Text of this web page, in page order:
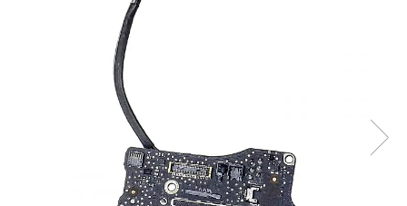
A2251 (Retina 13” 2020)
A2289 (Retina 13” 2020)
A2338 (M1/M2 13” 2020-2022)
A2442 (M1 14” 2021)
A2485 (M1 16” 2021)
A2779 (M2 14” 2023)
A2918 (M3 14” 2023)
A2992 (M3 14” 2023)